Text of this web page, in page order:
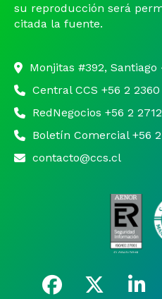
su reproducción será
citada la fuente.
Monjitas #392, Santiago
Central CCS +56 2
RedNegocios +56 2
Boletín Comercial +56
contacto@ccs.cl